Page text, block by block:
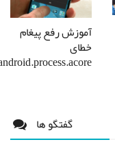
آموزش رفع پیغام
خطای
android.process.acore
گفتگو ها